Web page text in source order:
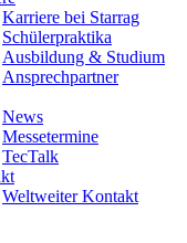
Karriere bei Starrag
Schülerpraktika
Ausbildung & Studium
Ansprechpartner
News
Messetermine
TecTalk
Weltweiter Kontakt